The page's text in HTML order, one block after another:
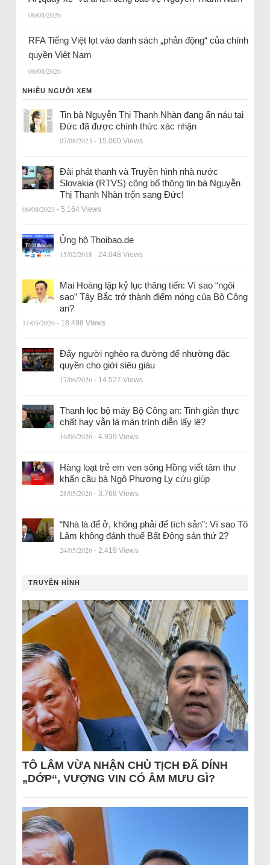
06/08/2026
RFA Tiếng Việt lọt vào danh sách „phản động“ của chính
quyền Việt Nam
06/08/2026
NHIỀU NGƯỜI XEM
Tin bà Nguyễn Thị Thanh Nhàn đang ẩn náu tại
Đức đã được chính thức xác nhận
07/08/2023 - 15.060 Views
Đài phát thanh và Truyền hình nhà nước
Slovakia (RTVS) công bố thông tin bà Nguyễn
Thị Thanh Nhàn trốn sang Đức!
06/08/2023 - 5.164 Views
Ủng hộ Thoibao.de
15/02/2018 - 24.048 Views
Mai Hoàng lập kỷ lục thăng tiến: Vì sao “ngôi
sao” Tây Bắc trở thành điểm nóng của Bộ Công
an?
11/05/2026 - 18.498 Views
Đẩy người nghèo ra đường để nhường đặc
quyền cho giới siêu giàu
17/06/2026 - 14.527 Views
Thanh lọc bộ máy Bộ Công an: Tinh giản thực
chất hay vẫn là màn trình diễn lấy lệ?
16/06/2026 - 4.939 Views
Hàng loạt trẻ em ven sông Hồng viết tâm thư
khẩn cầu bà Ngô Phương Ly cứu giúp
28/05/2026 - 3.768 Views
“Nhà là để ở, không phải để tích sản”: Vì sao Tô
Lâm không đánh thuế Bất Động sản thứ 2?
24/05/2026 - 2.419 Views
TRUYỀN HÌNH
TÔ LÂM VỪA NHẬN CHỦ TỊCH ĐÃ DÍNH
„DỚP“, VƯỢNG VIN CÓ ÂM MƯU GÌ?